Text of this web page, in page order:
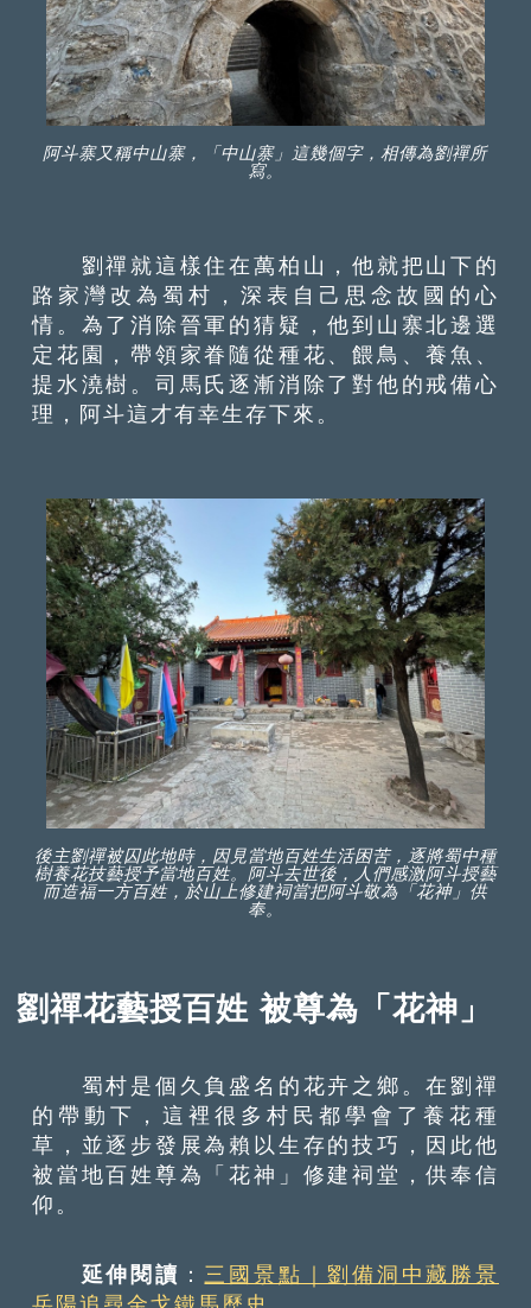
阿斗寨又稱中山寨，「中山寨」這幾個字，相傳為劉禪所
寫。
劉禪就這樣住在萬柏山，他就把山下的
路家灣改為蜀村，深表自己思念故國的心
情。為了消除晉軍的猜疑，他到山寨北邊選
定花園，帶領家眷隨從種花、餵鳥、養魚、
提水澆樹。司馬氏逐漸消除了對他的戒備心
理，阿斗這才有幸生存下來。
後主劉禪被囚此地時，因見當地百姓生活困苦，逐將蜀中種
樹養花技藝授予當地百姓。阿斗去世後，人們感激阿斗授藝
而造福一方百姓，於山上修建祠當把阿斗敬為「花神」供
奉。
劉禪花藝授百姓 被尊為「花神」
蜀村是個久負盛名的花卉之鄉。在劉禪
的帶動下，這裡很多村民都學會了養花種
草，並逐步發展為賴以生存的技巧，因此他
被當地百姓尊為「花神」修建祠堂，供奉信
仰。
延伸閱讀 ：三國景點｜劉備洞中藏勝景